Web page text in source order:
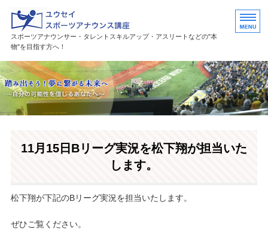
ユウセイスポーツアナウンスス
スポーツアナウンサー・タレントスキルアップ・アスリートなどの"本
物"を目指す方へ！
HOME
講座紹介
活躍中の卒業生・受講生
11月15日Bリーグ実況を松下翔が担当いた
します。
松下翔が下記のBリーグ実況を担当いたします。
ぜひご覧ください。